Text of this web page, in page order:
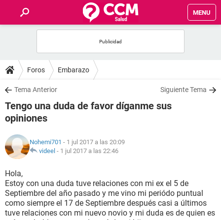
MENU
FOROS
SALUD
FAMILIA
NUTRICIÓN
SEXUALIDAD
GLOSARIO
Foros Embarazo
Tema Anterior Siguiente Tema
Tengo una duda de favor díganme sus
opiniones
Nohemi701 - 1 jul 2017 a las 20:09
videel - 1 jul 2017 a las 22:46
Hola,
Estoy con una duda tuve relaciones con mi ex el 5 de
Septiembre del año pasado y me vino mi periódo puntual
como siempre el 17 de Septiembre después casi a últimos
tuve relaciones con mi nuevo novio y mi duda es de quien es